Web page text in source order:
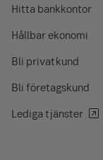
Hitta bankkontor
Hållbar ekonomi
Bli privatkund
Bli företagskund
Lediga tjänster